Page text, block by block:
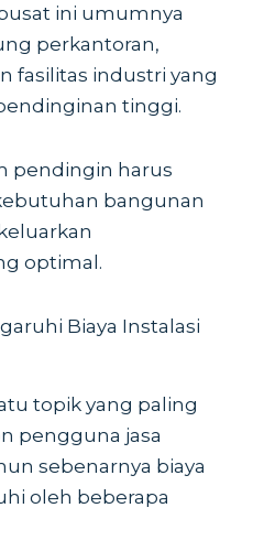
ini umumnya
perkantoran,
fasilitas industri yang
tinggi.
pendingin harus
bangunan
optimal.
Biaya Instalasi
topik yang paling
pengguna jasa
sebenarnya biaya
oleh beberapa